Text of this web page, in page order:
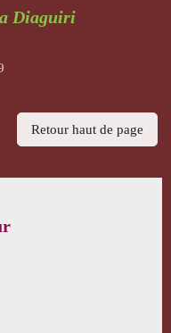
Diaguiri
Retour haut de page